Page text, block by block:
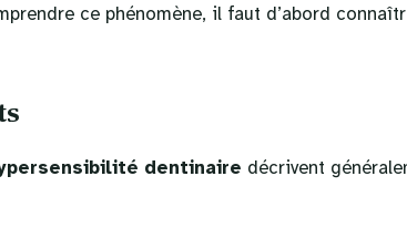
ce phénomène, il faut d’abord
dentinaire décrivent